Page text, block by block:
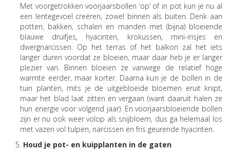
Met voorgetrokken voorjaarsbollen ‘op’ of in pot kun je nu al
een lentegevoel creëren, zowel binnen als buiten. Denk aan
potten, bakken, schalen en manden met (bijna) bloeiende
blauwe druifjes, hyacinten, krokussen, mini-irisjes en
dwergnarcissen. Op het terras of het balkon zal het iets
langer duren voordat ze bloeien, maar daar heb je er langer
plezier van. Binnen bloeien ze vanwege de relatief hoge
warmte eerder, maar korter. Daarna kun je de bollen in de
tuin planten, mits je de uitgebloeide bloemen eruit knipt,
maar het blad laat zitten en vergaan (want daaruit halen ze
hun energie voor volgend jaar). En voorjaarsbloeiende bollen
zijn er nu ook weer volop als snijbloem, dus ga helemaal los
met vazen vol tulpen, narcissen en fris geurende hyacinten.
Houd je pot- en kuipplanten in de gaten